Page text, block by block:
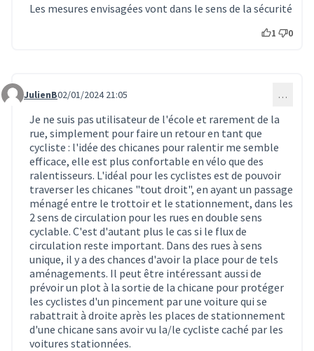
Les mesures envisagées vont dans le sens de la sécurité
1 0
Commentaire 292
JulienB02/01/2024 21:05 …
Je ne suis pas utilisateur de l'école et rarement de la
rue, simplement pour faire un retour en tant que
cycliste : l'idée des chicanes pour ralentir me semble
efficace, elle est plus confortable en vélo que des
ralentisseurs. L'idéal pour les cyclistes est de pouvoir
traverser les chicanes "tout droit", en ayant un passage
ménagé entre le trottoir et le stationnement, dans les
2 sens de circulation pour les rues en double sens
cyclable. C'est d'autant plus le cas si le flux de
circulation reste important. Dans des rues à sens
unique, il y a des chances d'avoir la place pour de tels
aménagements. Il peut être intéressant aussi de
prévoir un plot à la sortie de la chicane pour protéger
les cyclistes d'un pincement par une voiture qui se
rabattrait à droite après les places de stationnement
d'une chicane sans avoir vu la/le cycliste caché par les
voitures stationnées.